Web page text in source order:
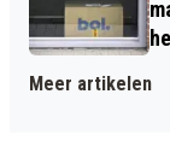
Meer artikelen